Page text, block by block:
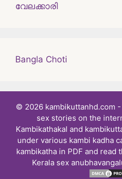
വേലക്കാരി
Bangla Choti
© 2026 kambikuttanhd.com -
sex stories on the
Kambikathakal and
under various kambi kadha
kambikatha in PDF and read
Kerala sex